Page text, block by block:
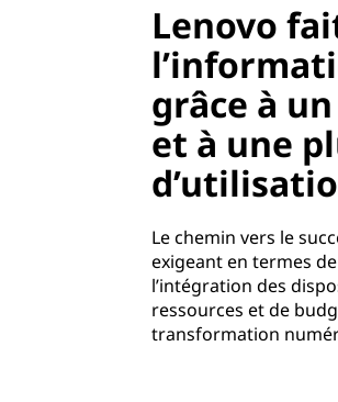
Lenovo
grâce à
et à une
Le chemin vers le
exigeant en termes
l’intégration des
ressources et de
transformation